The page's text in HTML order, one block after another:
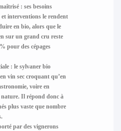
: ses besoins
interventions le rendent
en bio, alors que le
sur un grand cru reste
pour des cépages
: le sylvaner bio
vin sec croquant qu’en
voire en
Il répond donc à
plus vaste que nombre
par des vignerons